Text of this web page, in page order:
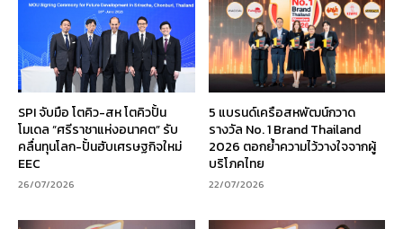
SPI จับมือ โตคิว-สห โตคิวปั้น
โมเดล “ศรีราชาแห่งอนาคต” รับ
คลื่นทุนโลก-ปั้นฮับเศรษฐกิจใหม่
EEC
26/07/2026
5 แบรนด์เครือสหพัฒน์กวาด
รางวัล No. 1 Brand Thailand
2026 ตอกย้ำความไว้วางใจจากผู้
บริโภคไทย
22/07/2026